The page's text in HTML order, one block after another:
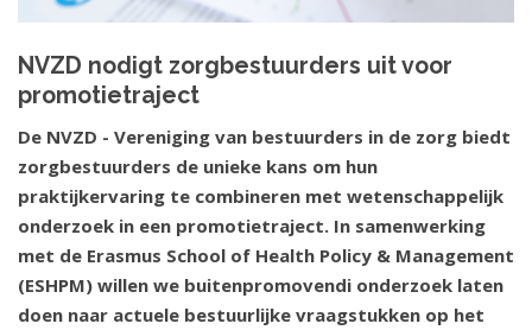
NVZD nodigt zorgbestuurders uit voor
promotietraject
De NVZD - Vereniging van bestuurders in de zorg biedt
zorgbestuurders de unieke kans om hun
praktijkervaring te combineren met wetenschappelijk
onderzoek in een promotietraject. In samenwerking
met de Erasmus School of Health Policy & Management
(ESHPM) willen we buitenpromovendi onderzoek laten
doen naar actuele bestuurlijke vraagstukken op het